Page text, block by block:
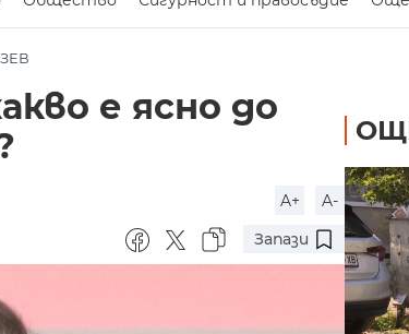
е ясно до
A+
A-
Запази